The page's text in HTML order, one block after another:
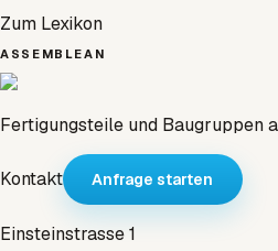
Zum Lexikon
ASSEMBLEAN
Fertigungsteile und Baugruppen
Kontakt Anfrage starten
Einsteinstrasse 1